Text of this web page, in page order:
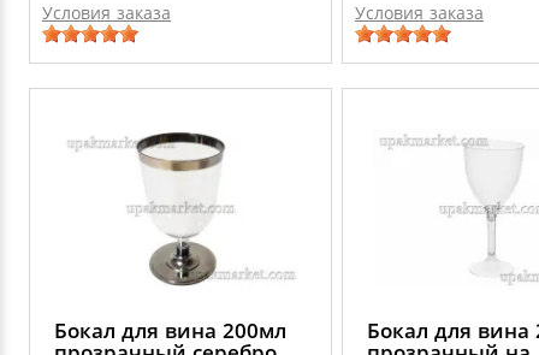
Условия заказа Условия заказа
Бокал для вина 200мл Бокал для вина